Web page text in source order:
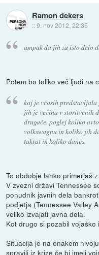
Ramon dekers
::9. nov 2012, 22:35
ampak da jih za isto delo
Potem bo toliko več ljudi na
kaj je včasih predstavljala
jih je večina v storitvenih
drugače. poglej koliko
volkswagnu in koliko jih
takrat in koliko danes.
To obdobje lahko primerjaš
V zvezni državi Tennessee
ponudnik javnih dela
podjetja (Tennessee Valley
veliko izvajati javna dela.
Kot drugo si pozabil
Situacija je na enakem
spravili iz krize če bi imeli